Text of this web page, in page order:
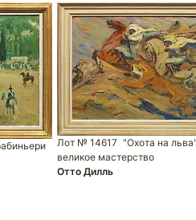
Лот № 14617 "Охота на
великое мастерство
Отто Дилль